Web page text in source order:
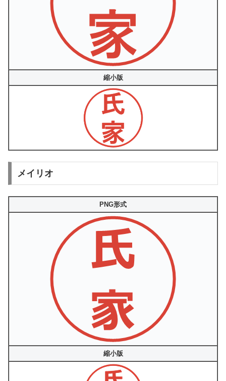
縮小版
メイリオ
PNG形式
縮小版